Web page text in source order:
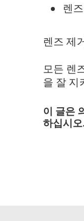
렌
렌즈 제
모든 렌
을 잘 지
이 글은
하십시